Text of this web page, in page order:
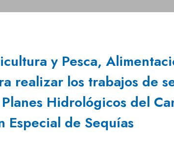
y Pesca,
realizar los trabajos de
Hidrológicos del
Especial de Sequías